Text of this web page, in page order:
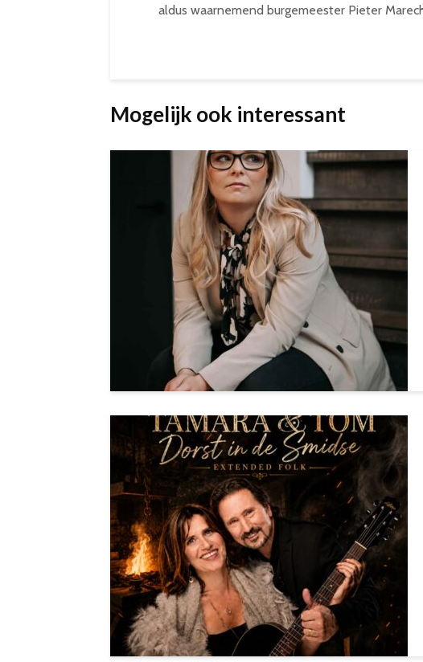
aldus waarnemend burgemeester Pieter
Mogelijk ook interessant